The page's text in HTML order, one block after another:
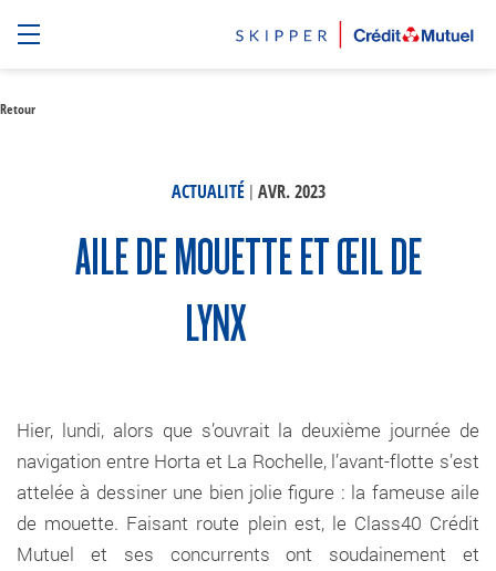
Retour
ACTUALITÉ| AVR. 2023
AILE DE MOUETTE ET ŒIL DE
LYNX
Hier, lundi, alors que s’ouvrait la deuxième journée de
navigation entre Horta et La Rochelle, l’avant-flotte s’est
attelée à dessiner une bien jolie figure : la fameuse aile
de mouette. Faisant route plein est, le Class40 Crédit
Mutuel et ses concurrents ont soudainement et